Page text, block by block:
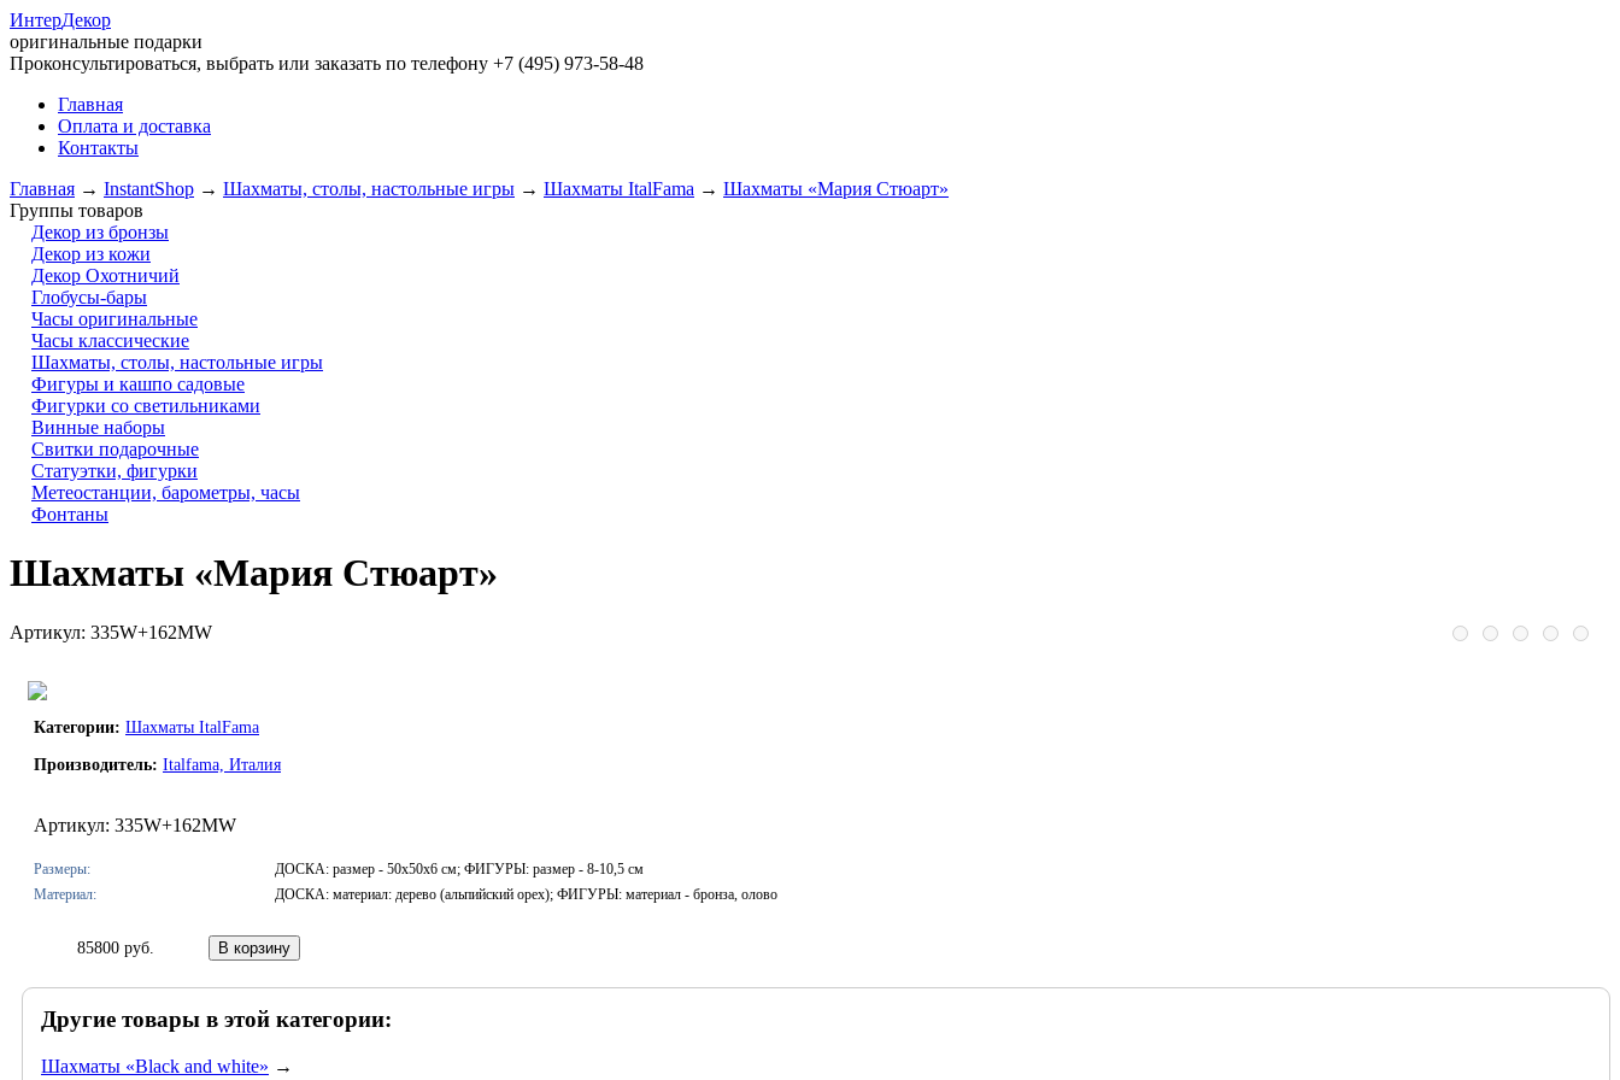
ИнтерДекор
оригинальные подарки
Проконсультироваться, выбрать или заказать по телефону +7 (495) 973-58-48
Главная
Оплата и доставка
Контакты
Главная → InstantShop → Шахматы, столы, настольные игры → Шахматы ItalFama → Шахматы «Мария Стюарт»
Группы товаров
Декор из бронзы
Декор из кожи
Декор Охотничий
Глобусы-бары
Часы оригинальные
Часы классические
Шахматы, столы, настольные игры
Фигуры и кашпо садовые
Фигурки со светильниками
Винные наборы
Свитки подарочные
Статуэтки, фигурки
Метеостанции, барометры, часы
Фонтаны
Шахматы «Мария Стюарт»
Артикул: 335W+162MW
Категории: Шахматы ItalFama
Производитель: Italfama, Италия
Артикул: 335W+162MW
Размеры:
ДОСКА: размер - 50х50х6 см; ФИГУРЫ: размер - 8-10,5 см
Материал:
ДОСКА: материал: дерево (альпийский орех); ФИГУРЫ: материал - бронза, олово
85800 руб.
Другие товары в этой категории:
Шахматы «Black and white» →